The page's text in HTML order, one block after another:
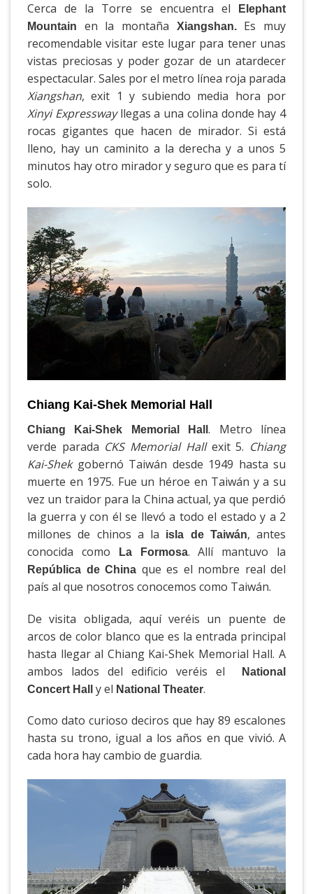
Cerca de la Torre se encuentra el
Elephant
Mountain
en la montaña Xiangshan. Es muy
recomendable visitar este lugar para tener unas
vistas preciosas y poder gozar de un atardecer
espectacular. Sales por el metro línea roja parada
Xiangshan, exit 1 y subiendo media hora por
Xinyi Expresswayllegas a una colina donde hay 4
rocas gigantes que hacen de mirador. Si está
lleno, hay un caminito a la derecha y a unos 5
minutos hay otro mirador y seguro que es para tí
solo.
Chiang Kai-Shek Memorial Hall
Chiang Kai-Shek Memorial Hall. Metro línea
verde parada CKS Memorial Hallexit 5. Chiang
Kai-Shekgobernó Taiwán desde 1949 hasta su
muerte en 1975. Fue un héroe en Taiwán y a su
vez un traidor para la China actual, ya que perdió
la guerra y con él se llevó a todo el estado y a 2
millones de chinos a la isla de Taiwán, antes
conocida como
La Formosa. Allí mantuvo la
República de China que es el nombre real del
país al que nosotros conocemos como Taiwán.
De visita obligada, aquí veréis un puente de
arcos de color blanco que es la entrada principal
hasta llegar al Chiang Kai-Shek Memorial Hall. A
ambos lados del edificio veréis el
National
Concert Hall
y el National Theater.
Como dato curioso deciros que hay 89 escalones
hasta su trono, igual a los años en que vivió. A
cada hora hay cambio de guardia.